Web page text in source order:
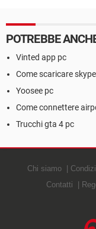
POTREBBE
Vinted app pc
Come scaricare
Yoosee pc
Come connettere
Trucchi gta 4 pc
Chi siamo
Contatti